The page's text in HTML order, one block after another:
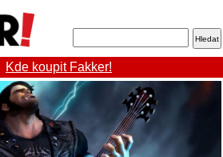
Kde koupit Fakker!